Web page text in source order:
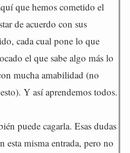
que hemos cometido el
de acuerdo con sus
cada cual pone lo que
el que sabe algo más lo
mucha amabilidad (no
Y así aprendemos todos.
puede cagarla. Esas dudas
esta misma entrada, pero no